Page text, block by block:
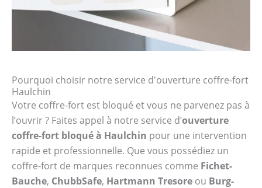
Pourquoi choisir notre service d'ouverture coffre-fort
Haulchin
Votre coffre-fort est bloqué et vous ne parvenez pas à
l’ouvrir ? Faites appel à notre service d’ouverture
coffre-fort bloqué à Haulchin pour une intervention
rapide et professionnelle. Que vous possédiez un
coffre-fort de marques reconnues comme Fichet-
Bauche, ChubbSafe, Hartmann Tresore ou Burg-